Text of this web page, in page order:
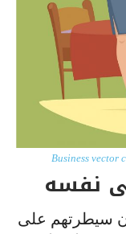
Business vector
نفسه
سيطرتهم على